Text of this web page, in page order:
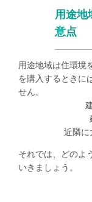
用途地
意点
用途地域は住環境
を購入するときに
せん。
近隣に
それでは、どのよ
いきましょう。